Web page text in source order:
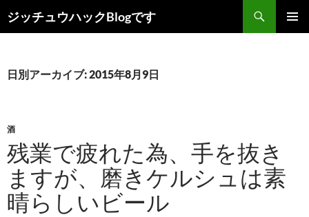
ン
ツ
キ
プ
ジッチュウハックBlogです
索
日別アーカイブ: 2015年8月9日
酒
残業で疲れた為、手を抜き
ますが、磨きケルシュは素
晴らしいビール